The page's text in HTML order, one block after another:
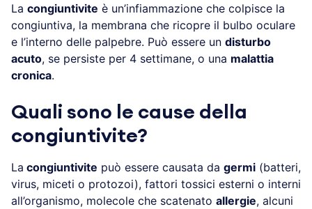
La congiuntivite è un’infiammazione che colpisce la
congiuntiva, la membrana che ricopre il bulbo oculare
e l’interno delle palpebre. Può essere un disturbo
acuto, se persiste per 4 settimane, o una malattia
cronica.
Quali sono le cause della
congiuntivite?
La congiuntivite può essere causata da germi (batteri,
virus, miceti o protozoi), fattori tossici esterni o interni
all’organismo, molecole che scatenato allergie, alcuni